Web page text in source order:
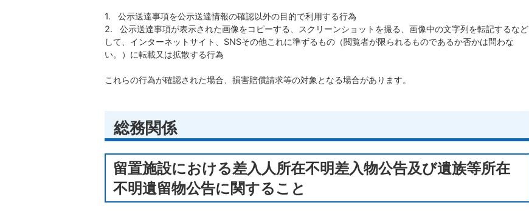
1. 公示送達事項を公示送達情報の確認以外の目的で利用する行為
​​​​​​​2. 公示送達事項が表示された画像をコピーする、スクリーンショットを撮る、画像中の文字列を転記するなど
して、インターネットサイト、SNSその他これに準ずるもの（閲覧者が限られるものであるか否かは問わな
い。）に転載又は拡散する行為
これらの行為が確認された場合、損害賠償請求等の対象となる場合があります。
総務関係
留置施設における差入人所在不明差入物公告及び遺族等所在
不明遺留物公告に関すること